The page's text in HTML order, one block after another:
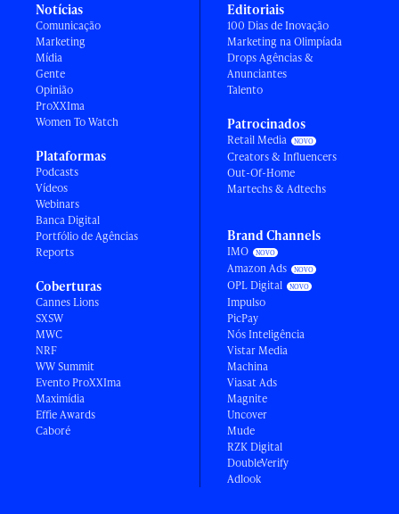
Notícias
Comunicação
Marketing
Mídia
Gente
Opinião
ProXXIma
Women To Watch
Plataformas
Podcasts
Vídeos
Webinars
Banca Digital
Portfólio de Agências
Reports
Coberturas
Cannes Lions
SXSW
MWC
NRF
WW Summit
Evento ProXXIma
Maximídia
Effie Awards
Caboré
Editoriais
100 Dias de Inovação
Marketing na Olimpíada
Drops Agências &
Anunciantes
Talento
Patrocinados
Retail Media
Creators & Influencers
Out-Of-Home
Martechs & Adtechs
Brand Channels
IMO
Amazon Ads
OPL Digital
Impulso
PicPay
Nós Inteligência
Vistar Media
Machina
Viasat Ads
Magnite
Uncover
Mude
RZK Digital
DoubleVerify
Adlook